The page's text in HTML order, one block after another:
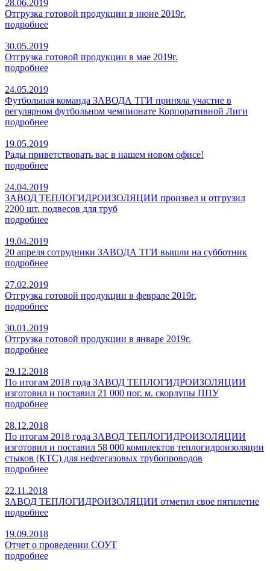
28.06.2019
Отгрузка готовой продукции в июне 2019г.
подробнее
30.05.2019
Отгрузка готовой продукции в мае 2019г.
подробнее
24.05.2019
Футбольная команда ЗАВОДА ТГИ приняла участие в
регулярном футбольном чемпионате Корпоративной Лиги
подробнее
19.05.2019
Рады приветствовать вас в нашем новом офисе!
подробнее
24.04.2019
ЗАВОД ТЕПЛОГИДРОИЗОЛЯЦИИ произвел и отгрузил
2200 шт. подвесов для труб
подробнее
19.04.2019
20 апреля сотрудники ЗАВОДА ТГИ вышли на субботник
подробнее
27.02.2019
Отгрузка готовой продукции в феврале 2019г.
подробнее
30.01.2019
Отгрузка готовой продукции в январе 2019г.
подробнее
29.12.2018
По итогам 2018 года ЗАВОД ТЕПЛОГИДРОИЗОЛЯЦИИ
изготовил и поставил 21 000 пог. м. скорлупы ППУ
подробнее
28.12.2018
По итогам 2018 года ЗАВОД ТЕПЛОГИДРОИЗОЛЯЦИИ
изготовил и поставил 58 000 комплектов теплогидроизоляции
стыков (КТС) для нефтегазовых трубопроводов
подробнее
22.11.2018
ЗАВОД ТЕПЛОГИДРОИЗОЛЯЦИИ отметил свое пятилетие
подробнее
19.09.2018
Отчет о проведении СОУТ
подробнее